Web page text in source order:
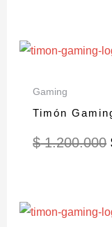
Gaming
Timón
$1.200.000